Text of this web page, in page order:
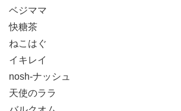
ベジママ
快糖茶
ねこはぐ
イキレイ
nosh-ナッシュ
天使のララ